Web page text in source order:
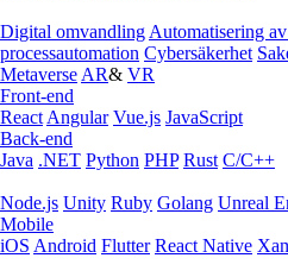
Digital omvandling Automatisering
processautomation Cybersäkerhet
Metaverse AR& VR
Front-end
React Angular Vue.js JavaScript
Back-end
Java .NET Python PHP Rust C/C++
Node.js Unity Ruby Golang Unreal
Mobile
iOS Android Flutter React Native